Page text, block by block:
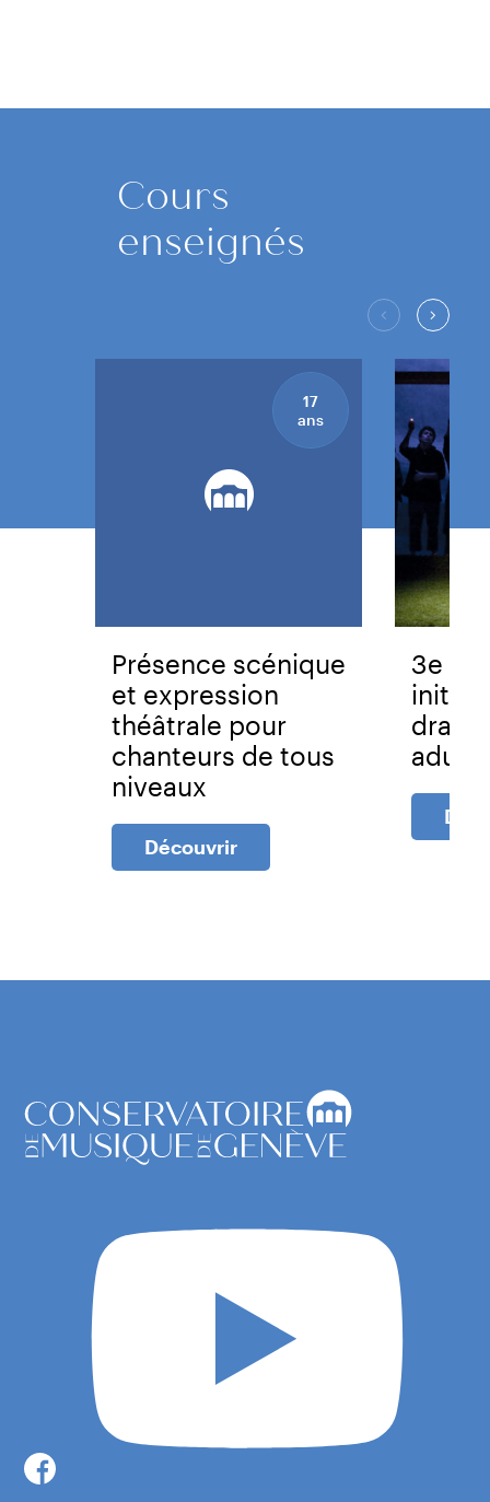
Cours
enseignés
17
ans
Présence scénique
et expression
théâtrale pour
chanteurs de tous
niveaux
Découvrir
3e